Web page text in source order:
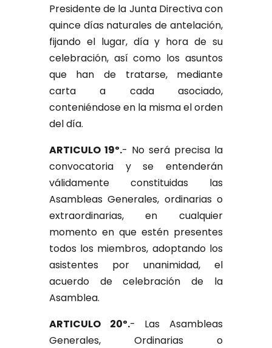
Presidente de la Junta Directiva con
quince días naturales de antelación,
fijando el lugar, día y hora de su
celebración, así como los asuntos
que han de tratarse, mediante
carta a cada asociado,
conteniéndose en la misma el orden
del día.
ARTICULO 19º.- No será precisa la
convocatoria y se entenderán
válidamente constituidas las
Asambleas Generales, ordinarias o
extraordinarias, en cualquier
momento en que estén presentes
todos los miembros, adoptando los
asistentes por unanimidad, el
acuerdo de celebración de la
Asamblea.
ARTICULO 20º.- Las Asambleas
Generales, Ordinarias o